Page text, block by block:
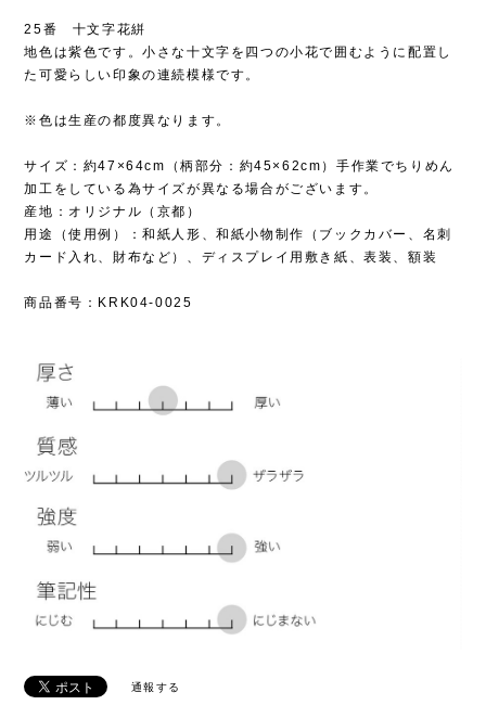
25番 十文字花絣
地色は紫色です。小さな十文字を四つの小花で囲むように配置し
た可愛らしい印象の連続模様です。
※色は生産の都度異なります。
サイズ：約47×64cm（柄部分：約45×62cm）手作業でちりめん
加工をしている為サイズが異なる場合がございます。
産地：オリジナル（京都）
用途（使用例）：和紙人形、和紙小物制作（ブックカバー、名刺
カード入れ、財布など）、ディスプレイ用敷き紙、表装、額装
商品番号：KRK04-0025
通報する